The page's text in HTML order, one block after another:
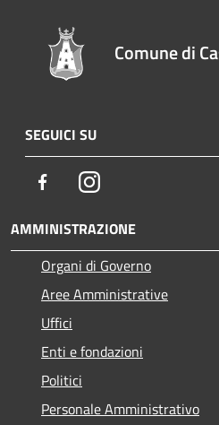
Comune di
SEGUICI SU
FacebookInstagram
AMMINISTRAZIONE
Organi di Governo
Aree Amministrative
Uffici
Enti e fondazioni
Politici
Personale Amministrativo